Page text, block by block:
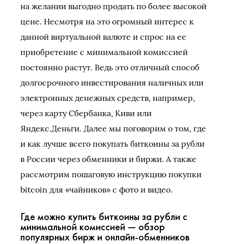
на желании выгодно продать по более высокой
цене. Несмотря на это огромный интерес к
данной виртуальной валюте и спрос на ее
приобретение с минимальной комиссией
постоянно растут. Ведь это отличный способ
долгосрочного инвестирования наличных или
электронных денежных средств, например,
через карту Сбербанка, Киви или
Яндекс.Деньги. Далее мы поговорим о том, где
и как лучше всего покупать биткоины за рубли
в России через обменники и биржи. А также
рассмотрим пошаговую инструкцию покупки
bitcoin для «чайников» с фото и видео.
Где можно купить биткоины за рубли с
минимальной комиссией — обзор
популярных бирж и онлайн-обменников